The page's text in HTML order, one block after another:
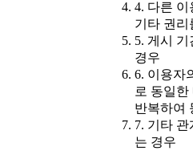
4. 다른 이
기타 권리
5. 게시
경우
6. 이용자
로 동일한
반복하여
7. 기타
는 경우